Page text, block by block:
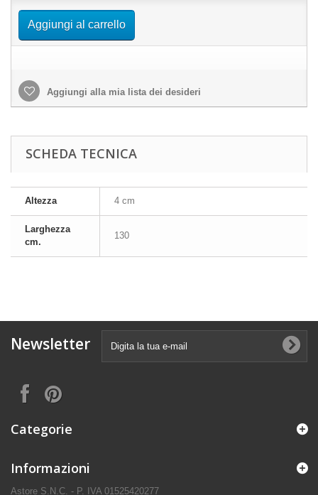
Aggiungi al carrello
Aggiungi alla mia lista dei desideri
SCHEDA TECNICA
Altezza 4 cm
Larghezza
cm.
130
Newsletter
Categorie
Informazioni
Astore S.N.C. - P. IVA 01525420277